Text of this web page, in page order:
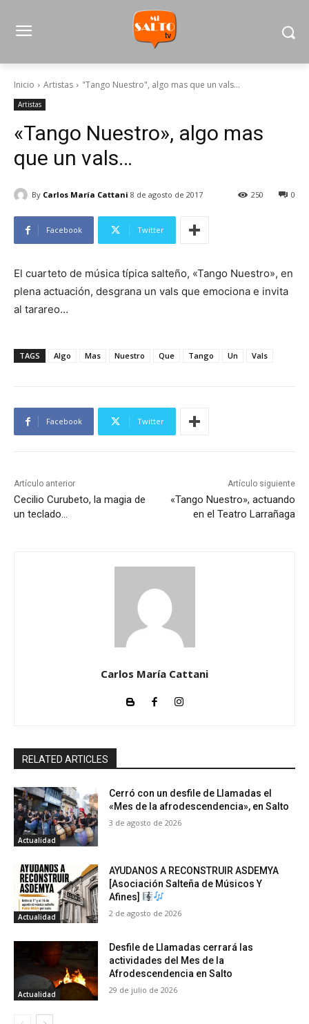
Inicio Artistas "Tango Nuestro", algo mas que un vals...
Artistas
«Tango Nuestro», algo mas
que un vals…
By Carlos María Cattani 8 de agosto de 2017 0
250
Facebook Twitter
El cuarteto de música típica salteño, «Tango Nuestro», en
plena actuación, desgrana un vals que emociona e invita
al tarareo…
TAGS Algo Mas Nuestro Que Tango Un Vals
Facebook Twitter
Artículo anterior
Cecilio Curubeto, la magia de
un teclado…
Artículo siguiente
«Tango Nuestro», actuando
en el Teatro Larrañaga
Carlos María Cattani
RELATED ARTICLES
Actualidad
Cerró con un desfile de Llamadas el
«Mes de la afrodescendencia», en Salto
3 de agosto de 2026
Actualidad
AYUDANOS A RECONSTRUIR ASDEMYA
[Asociación Salteña de Músicos Y
Afines]
2 de agosto de 2026
Actualidad
Desfile de Llamadas cerrará las
actividades del Mes de la
Afrodescendencia en Salto
29 de julio de 2026